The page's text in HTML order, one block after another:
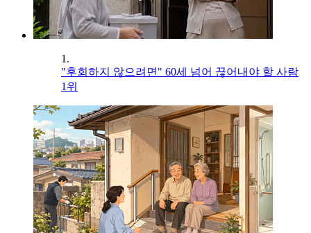
1.
"후회하지 않으려면" 60세 넘어 끊어내야 할 사람
1위